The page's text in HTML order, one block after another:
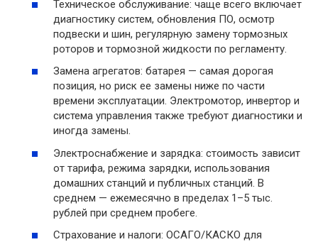
Техническое обслуживание: чаще всего включает
диагностику систем, обновления ПО, осмотр
подвески и шин, регулярную замену тормозных
роторов и тормозной жидкости по регламенту.
Замена агрегатов: батарея — самая дорогая
позиция, но риск ее замены ниже по части
времени эксплуатации. Электромотор, инвертор и
система управления также требуют диагностики и
иногда замены.
Электроснабжение и зарядка: стоимость зависит
от тарифа, режима зарядки, использования
домашних станций и публичных станций. В
среднем — ежемесячно в пределах 1–5 тыс.
рублей при среднем пробеге.
Страхование и налоги: ОСАГО/КАСКО для